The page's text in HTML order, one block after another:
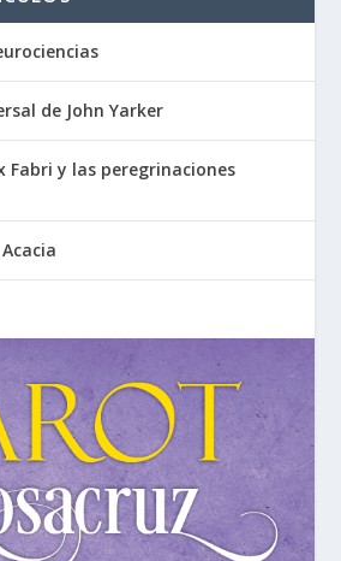
de John Yarker
Fabri y las peregrinaciones